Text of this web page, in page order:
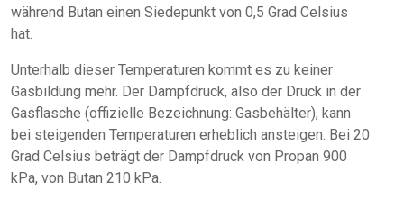
während Butan einen Siedepunkt von 0,5 Grad Celsius
hat.
Unterhalb dieser Temperaturen kommt es zu keiner
Gasbildung mehr. Der Dampfdruck, also der Druck in der
Gasflasche (offizielle Bezeichnung: Gasbehälter), kann
bei steigenden Temperaturen erheblich ansteigen. Bei 20
Grad Celsius beträgt der Dampfdruck von Propan 900
kPa, von Butan 210 kPa.